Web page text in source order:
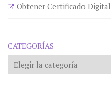
Obtener Certificado Digital
CATEGORÍAS
Categorías